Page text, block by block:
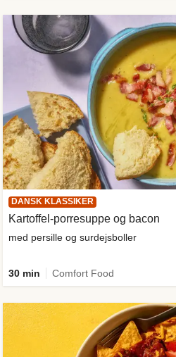
DANSK KLASSIKER
Kartoffel-porresuppe og bacon
med persille og surdejsboller
30 min Comfort Food